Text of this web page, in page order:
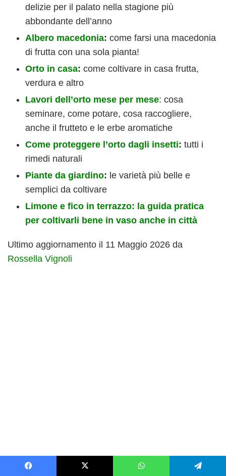
delizie per il palato nella stagione più
abbondante dell’anno
Albero macedonia: come farsi una macedonia
di frutta con una sola pianta!
Orto in casa: come coltivare in casa frutta,
verdura e altro
Lavori dell’orto mese per mese: cosa
seminare, come potare, cosa raccogliere,
anche il frutteto e le erbe aromatiche
Come proteggere l’orto dagli insetti: tutti i
rimedi naturali
Piante da giardino: le varietà più belle e
semplici da coltivare
Limone e fico in terrazzo: la guida pratica
per coltivarli bene in vaso anche in città
Ultimo aggiornamento il 11 Maggio 2026 da
Rossella Vignoli